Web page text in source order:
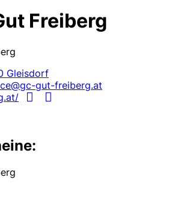
Freiberg
Gleisdorf
gut-freiberg.at